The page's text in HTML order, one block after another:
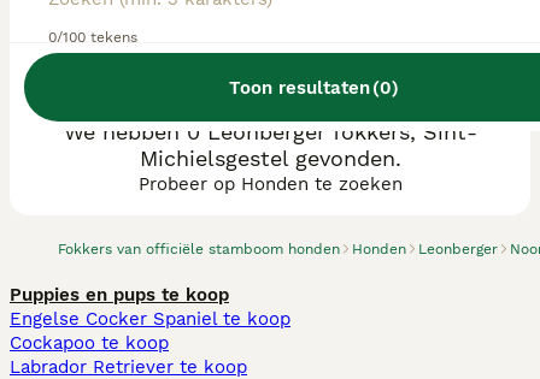
0/100 tekens
Toon resultaten(0)
Fokkers van officiële stamboom honden Honden Leonberger
We hebben 0 Leonberger fokkers, Sint-
Michielsgestel gevonden.
Probeer op Honden te zoeken
Puppies en pups te koop
Engelse Cocker Spaniel te koop
Cockapoo te koop
Labrador Retriever te koop